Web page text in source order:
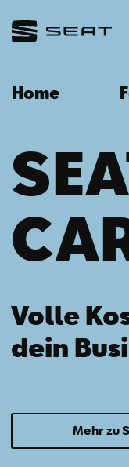
Home
Volle
dein
Mehr zu